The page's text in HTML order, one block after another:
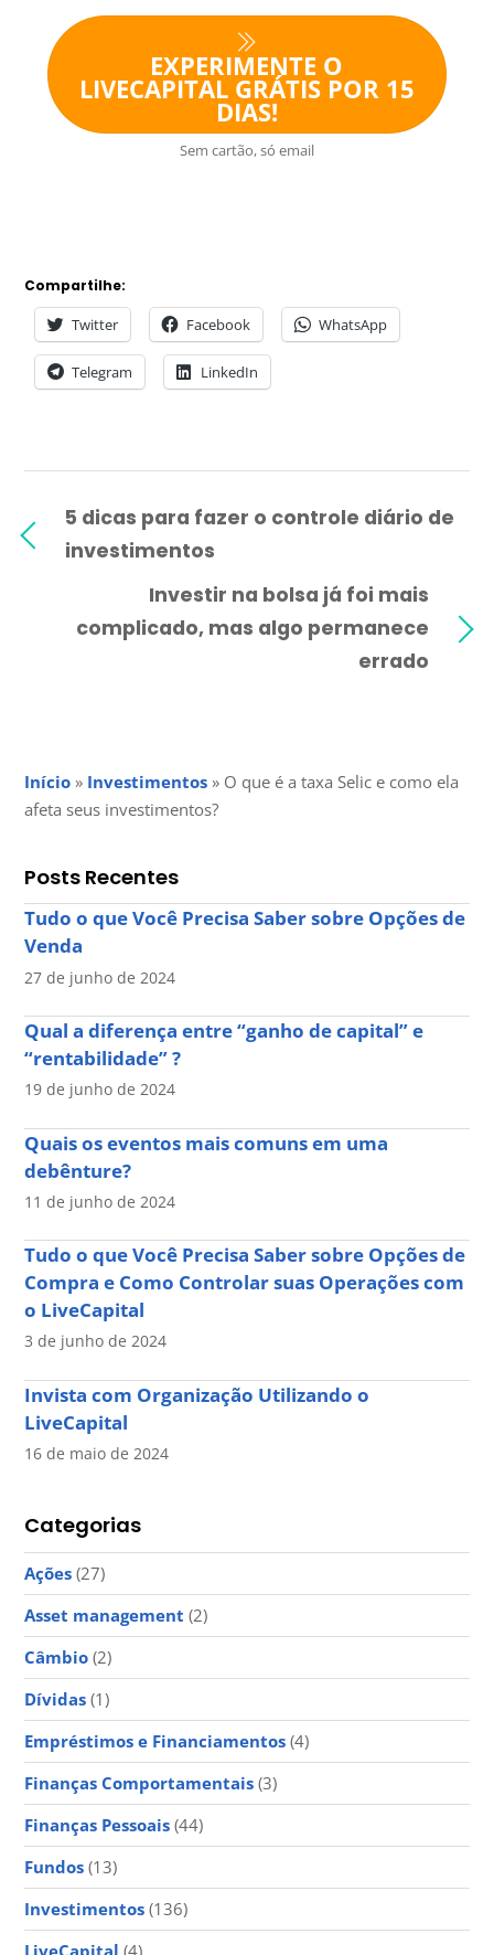
EXPERIMENTE O
LIVECAPITAL GRÁTIS POR 15
DIAS!
Sem cartão, só email
Compartilhe:
Twitter Facebook WhatsApp
Telegram LinkedIn
5 dicas para fazer o controle diário de
investimentos
Investir na bolsa já foi mais
complicado, mas algo permanece
errado
Início » Investimentos » O que é a taxa Selic e como ela
afeta seus investimentos?
Posts Recentes
Tudo o que Você Precisa Saber sobre Opções de
Venda
27 de junho de 2024
Qual a diferença entre “ganho de capital” e
“rentabilidade” ?
19 de junho de 2024
Quais os eventos mais comuns em uma
debênture?
11 de junho de 2024
Tudo o que Você Precisa Saber sobre Opções de
Compra e Como Controlar suas Operações com
o LiveCapital
3 de junho de 2024
Invista com Organização Utilizando o
LiveCapital
16 de maio de 2024
Categorias
Ações (27)
Asset management (2)
Câmbio (2)
Dívidas (1)
Empréstimos e Financiamentos (4)
Finanças Comportamentais (3)
Finanças Pessoais (44)
Fundos (13)
Investimentos (136)